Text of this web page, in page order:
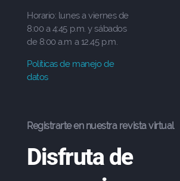
Horario: lunes a viernes de
8:00 a 4:45 p.m. y sábados
de 8:00 a.m a 12.45 p.m.
Políticas de manejo de
datos
Registrarte en nuestra revista virtual
Disfruta de